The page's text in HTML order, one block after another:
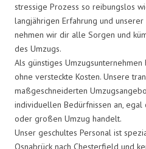
stressige Prozess so reibungslos
langjährigen Erfahrung und
nehmen wir dir alle Sorgen und
des Umzugs.
Als günstiges
ohne versteckte Kosten. Unsere
maßgeschneiderten
individuellen Bedürfnissen an, egal
oder großen Umzug handelt.
Unser geschultes Personal ist
Osnabrück nach Chesterfield und